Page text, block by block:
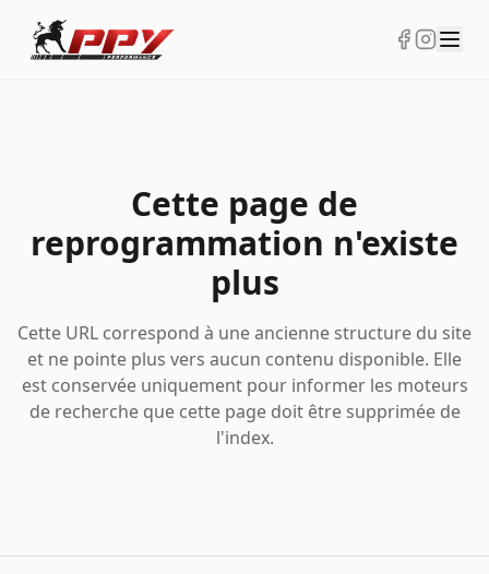
Cette page de
reprogrammation n'existe
plus
Cette URL correspond à une ancienne structure du site
et ne pointe plus vers aucun contenu disponible. Elle
est conservée uniquement pour informer les moteurs
de recherche que cette page doit être supprimée de
l'index.